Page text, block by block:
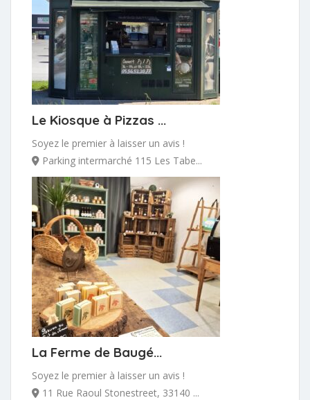
Le Kiosque à Pizzas ...
Soyez le premier à laisser un avis !
Parking intermarché 115 Les Tabe...
La Ferme de Baugé...
Soyez le premier à laisser un avis !
11 Rue Raoul Stonestreet, 33140 ...